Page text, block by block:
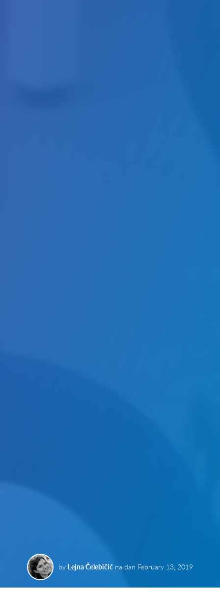
by Lejna Čelebičić na dan February 13, 2019